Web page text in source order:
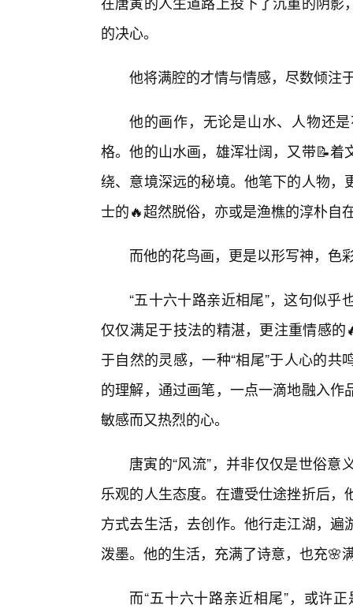
的决心。
他将满腔的才情与情感，尽数倾注
他的画作，无论是山水、人物还
格。他的山水画，雄浑壮阔，又带📝
绕、意境深远的秘境。他笔下的人物
士的🔥超然脱俗，亦或是渔樵的淳朴自
而他的花鸟画，更是以形写神，色
“五十六十路亲近相尾”，这句似
仅仅满足于技法的精湛，更注重情感
于自然的灵感，一种“相尾”于人心的
的理解，通过画笔，一点一滴地融入
敏感而又热烈的心。
唐寅的“风流”，并非仅仅是世俗
乐观的人生态度。在遭受仕途挫折后
方式去生活，去创作。他行走江湖，
泼墨。他的生活，充满了诗意，也充🌸
而“五十六十路亲近相尾”，或许